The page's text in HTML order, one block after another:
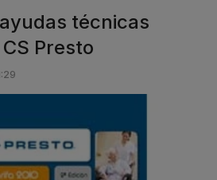
técnicas
Presto